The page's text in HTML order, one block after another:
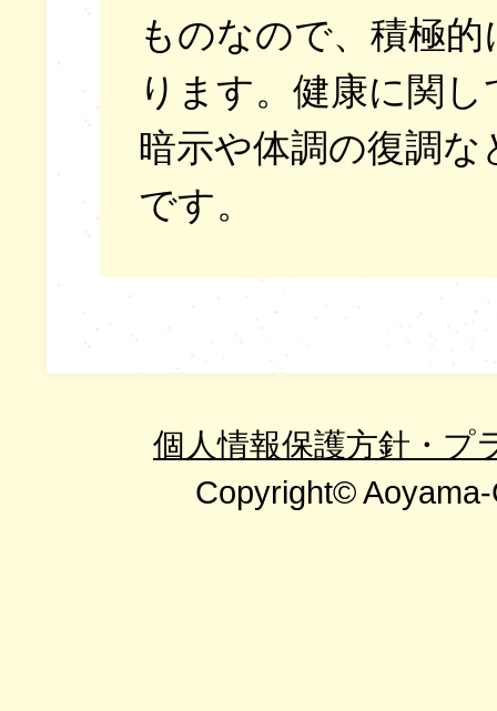
ものなので、積極
ります。健康に関
暗示や体調の復調
です。
個人情報保護方針・プ
Copyright©